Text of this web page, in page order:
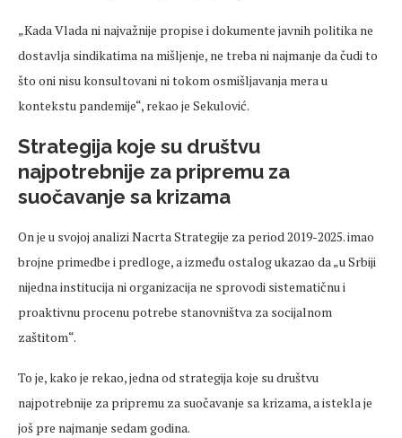
„Kada Vlada ni najvažnije propise i dokumente javnih politika ne
dostavlja sindikatima na mišljenje, ne treba ni najmanje da čudi to
što oni nisu konsultovani ni tokom osmišljavanja mera u
kontekstu pandemije“, rekao je Sekulović.
Strategija koje su društvu
najpotrebnije za pripremu za
suočavanje sa krizama
On je u svojoj analizi Nacrta Strategije za period 2019-2025. imao
brojne primedbe i predloge, a između ostalog ukazao da „u Srbiji
nijedna institucija ni organizacija ne sprovodi sistematičnu i
proaktivnu procenu potrebe stanovništva za socijalnom
zaštitom“.
To je, kako je rekao, jedna od strategija koje su društvu
najpotrebnije za pripremu za suočavanje sa krizama, a istekla je
još pre najmanje sedam godina.